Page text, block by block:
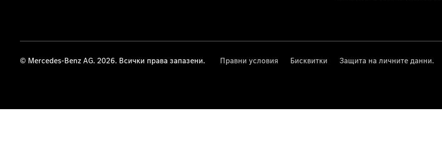
© Mercedes-Benz AG. 2026. Всички права запазени. Правни условия Бисквитки Защита на личните данни.